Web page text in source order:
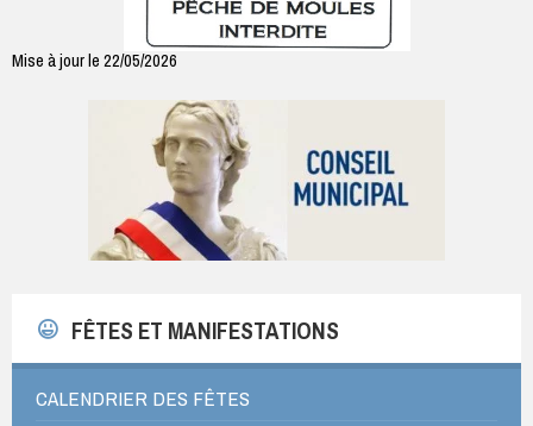
Mise à jour le 22/05/2026
FÊTES ET MANIFESTATIONS
CALENDRIER DES FÊTES